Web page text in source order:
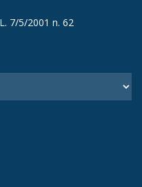
7/5/2001 n. 62